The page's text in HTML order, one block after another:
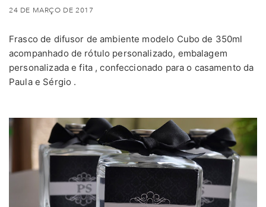
24 DE MARÇO DE 2017
Frasco de difusor de ambiente modelo Cubo de 350ml
acompanhado de rótulo personalizado, embalagem
personalizada e fita , confeccionado para o casamento da
Paula e Sérgio .